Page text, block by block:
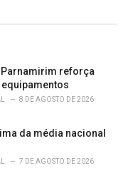
reforça
8 DE AGOSTO DE 2026
da média nacional
7 DE AGOSTO DE 2026